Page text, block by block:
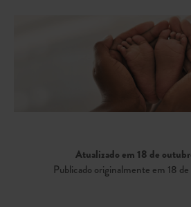
Atualizado em 18 de
Publicado originalmente em 18